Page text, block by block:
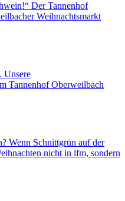
Der Tannenhof
Weihnachtsmarkt
Unsere
Tannenhof Oberweilbach
Wenn Schnittgrün auf der
nicht in lfm, sondern